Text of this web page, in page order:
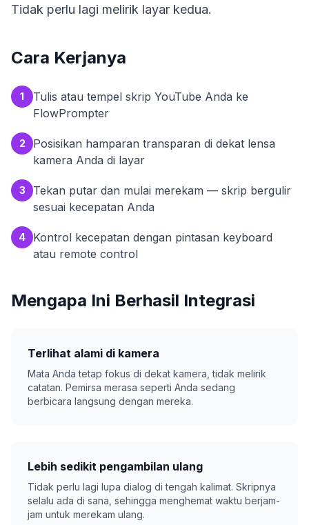
Tidak perlu lagi melirik layar kedua.
Cara Kerjanya
1
Tulis atau tempel skrip YouTube Anda ke
FlowPrompter
2
Posisikan hamparan transparan di dekat lensa
kamera Anda di layar
3
Tekan putar dan mulai merekam — skrip bergulir
sesuai kecepatan Anda
4
Kontrol kecepatan dengan pintasan keyboard
atau remote control
Mengapa Ini Berhasil Integrasi
Terlihat alami di kamera
Mata Anda tetap fokus di dekat kamera, tidak melirik
catatan. Pemirsa merasa seperti Anda sedang
berbicara langsung dengan mereka.
Lebih sedikit pengambilan ulang
Tidak perlu lagi lupa dialog di tengah kalimat. Skripnya
selalu ada di sana, sehingga menghemat waktu berjam-
jam untuk merekam ulang.